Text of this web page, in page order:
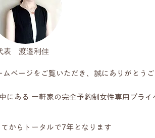
表 渡邉利佳
ページをご覧いただき、誠にありがとう
にある 一軒家の完全予約制女性専用プライ
からトータルで7年となります